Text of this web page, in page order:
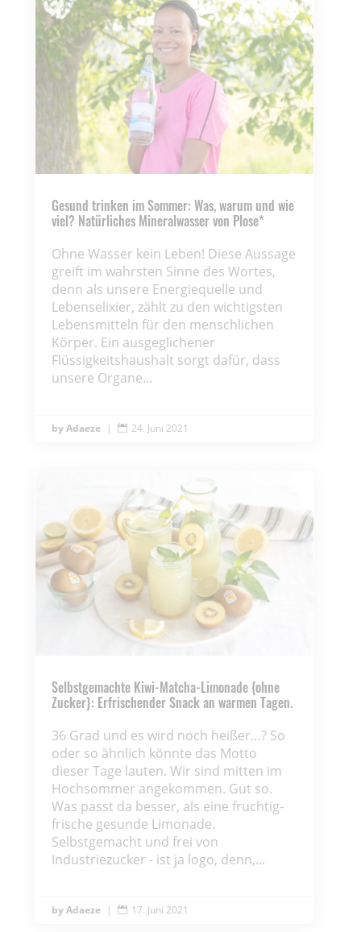
Gesund trinken im Sommer: Was, warum und wie
viel? Natürliches Mineralwasser von Plose*
Ohne Wasser kein Leben! Diese Aussage
greift im wahrsten Sinne des Wortes,
denn als unsere Energiequelle und
Lebenselixier, zählt zu den wichtigsten
Lebensmitteln für den menschlichen
Körper. Ein ausgeglichener
Flüssigkeitshaushalt sorgt dafür, dass
unsere Organe...
Adaeze |  24. Juni 2021
Selbstgemachte Kiwi-Matcha-Limonade {ohne
Zucker}: Erfrischender Snack an warmen Tagen.
36 Grad und es wird noch heißer…? So
oder so ähnlich könnte das Motto
dieser Tage lauten. Wir sind mitten im
Hochsommer angekommen. Gut so.
Was passt da besser, als eine fruchtig-
frische gesunde Limonade.
Selbstgemacht und frei von
Industriezucker - ist ja logo, denn,...
Adaeze |  17. Juni 2021